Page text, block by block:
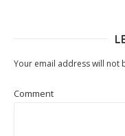
Your email address will not
Comment